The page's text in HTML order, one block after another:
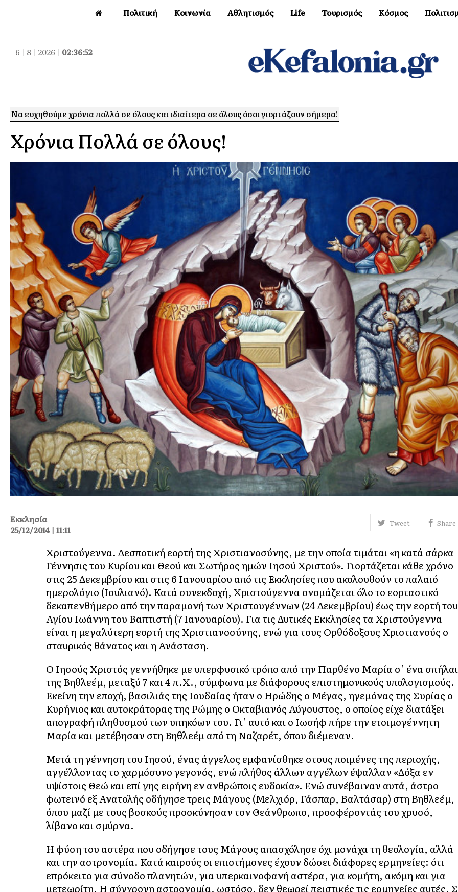
Πολιτική Κοινωνία Αθλητισμός Life Τουρισμός Κόσμος
6 | 8 | 2026 | 02:36:53
Να ευχηθούμε χρόνια πολλά σε όλους και ιδιαίτερα σε όλους όσοι γιορτάζουν σήμερα!
Χρόνια Πολλά σε όλους!
Tweet Share
Εκκλησία
25/12/2014 | 11:11
Χριστούγεννα. Δεσποτική εορτή της Χριστιανοσύνης, με την οποία τιμάται «η κατά σάρκα
Γέννησις του Κυρίου και Θεού και Σωτήρος ημών Ιησού Χριστού». Γιορτάζεται κάθε χρόνο
στις 25 Δεκεμβρίου και στις 6 Ιανουαρίου από τις Εκκλησίες που ακολουθούν το παλαιό
ημερολόγιο (Ιουλιανό). Κατά συνεκδοχή, Χριστούγεννα ονομάζεται όλο το εορταστικό
δεκαπενθήμερο από την παραμονή των Χριστουγέννων (24 Δεκεμβρίου) έως την εορτή του
Αγίου Ιωάννη του Βαπτιστή (7 Ιανουαρίου). Για τις Δυτικές Εκκλησίες τα Χριστούγεννα
είναι η μεγαλύτερη εορτή της Χριστιανοσύνης, ενώ για τους Ορθόδοξους Χριστιανούς ο
σταυρικός θάνατος και η Ανάσταση.
Ο Ιησούς Χριστός γεννήθηκε με υπερφυσικό τρόπο από την Παρθένο Μαρία σ’ ένα
της Βηθλεέμ, μεταξύ 7 και 4 π.Χ., σύμφωνα με διάφορους επιστημονικούς υπολογισμούς.
Εκείνη την εποχή, βασιλιάς της Ιουδαίας ήταν ο Ηρώδης ο Μέγας, ηγεμόνας της Συρίας ο
Κυρήνιος και αυτοκράτορας της Ρώμης ο Οκταβιανός Αύγουστος, ο οποίος είχε διατάξει
απογραφή πληθυσμού των υπηκόων του. Γι’ αυτό και ο Ιωσήφ πήρε την ετοιμογέννητη
Μαρία και μετέβησαν στη Βηθλεέμ από τη Ναζαρέτ, όπου διέμεναν.
Μετά τη γέννηση του Ιησού, ένας άγγελος εμφανίσθηκε στους ποιμένες της περιοχής,
αγγέλλοντας το χαρμόσυνο γεγονός, ενώ πλήθος άλλων αγγέλων έψαλλαν «Δόξα εν
υψίστοις Θεώ και επί γης ειρήνη εν ανθρώποις ευδοκία». Ενώ συνέβαιναν αυτά, άστρο
φωτεινό εξ Ανατολής οδήγησε τρεις Μάγους (Μελχιόρ, Γάσπαρ, Βαλτάσαρ) στη Βηθλεέμ,
όπου μαζί με τους βοσκούς προσκύνησαν τον Θεάνθρωπο, προσφέροντάς του χρυσό,
λίβανο και σμύρνα.
Η φύση του αστέρα που οδήγησε τους Μάγους απασχόλησε όχι μονάχα τη θεολογία, αλλά
και την αστρονομία. Κατά καιρούς οι επιστήμονες έχουν δώσει διάφορες ερμηνείες: ότι
επρόκειτο για σύνοδο πλανητών, για υπερκαινοφανή αστέρα, για κομήτη, ακόμη και για
μετεωρίτη. Η σύγχρονη αστρονομία, ωστόσο, δεν θεωρεί πειστικές τις ερμηνείες αυτές.